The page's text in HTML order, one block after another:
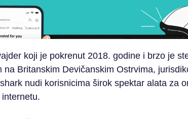
koji je pokrenut 2018. godine i brzo je
na Britanskim Devičanskim Ostrvima,
nudi korisnicima širok spektar alata za